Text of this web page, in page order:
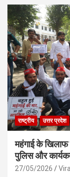
राष्ट्रीय उत्तर प्रदेश
महंगाई के खिलाफ
पुलिस और
27/05/2026